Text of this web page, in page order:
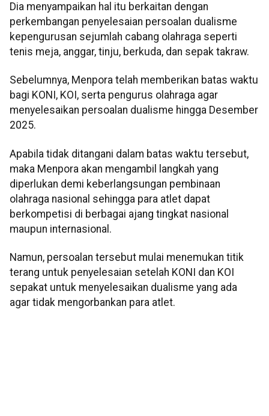
Dia menyampaikan hal itu berkaitan dengan
perkembangan penyelesaian persoalan dualisme
kepengurusan sejumlah cabang olahraga seperti
tenis meja, anggar, tinju, berkuda, dan sepak takraw.
Sebelumnya, Menpora telah memberikan batas waktu
bagi KONI, KOI, serta pengurus olahraga agar
menyelesaikan persoalan dualisme hingga Desember
2025.
Apabila tidak ditangani dalam batas waktu tersebut,
maka Menpora akan mengambil langkah yang
diperlukan demi keberlangsungan pembinaan
olahraga nasional sehingga para atlet dapat
berkompetisi di berbagai ajang tingkat nasional
maupun internasional.
Namun, persoalan tersebut mulai menemukan titik
terang untuk penyelesaian setelah KONI dan KOI
sepakat untuk menyelesaikan dualisme yang ada
agar tidak mengorbankan para atlet.